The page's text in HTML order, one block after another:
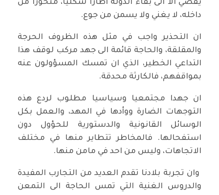
يفضي الا الى بقاء الدولة اطارا شكليا، منخورا من
داخله، لا يغني ولا يسمن من جوع.
ان التحذير واجب في مثل هذه الظروف الحرجة
والمقلقة، والحاجة قائمة الى جهد مركب لوقف هذا
التداعي الخطير، الذي ان تمسك المسؤولون عنه
بمواقفهم، فالكارثة محدقة.
ان جهدا مجتمعيا وسياسيا مطلوب لردع هذه
التوجهات الضارة ووأدها في المهد، والعمل بكل
الوسائل القانونية والدستورية للحؤول دون
استفحالها. فالمخاطر تتطاير منها في مختلف
الاتجاهات، وليس من احد في مامن منها.
وان تجربة بلادنا تقدم العديد من التجارب المفيدة
والدروس الغنية التي تمس الحاجة الى التمعن